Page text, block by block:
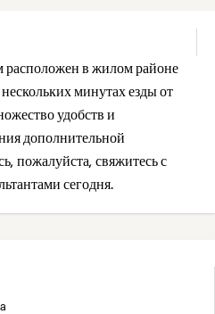
в жилом районе
минутах езды от
удобств и
дополнительной
пожалуйста, свяжитесь с
сегодня.